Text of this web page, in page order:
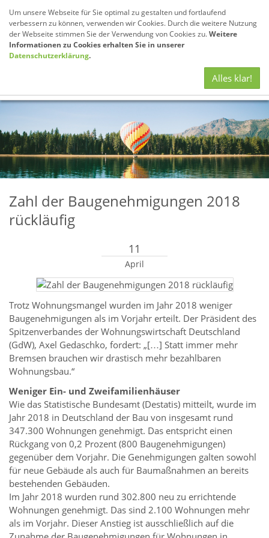
Zahl der Baugenehmigungen 2018
rückläufig
11
April
Trotz Wohnungsmangel wurden im Jahr 2018 weniger
Baugenehmigungen als im Vorjahr erteilt. Der Präsident des
Spitzenverbandes der Wohnungswirtschaft Deutschland
(GdW), Axel Gedaschko, fordert: „[…] Statt immer mehr
Bremsen brauchen wir drastisch mehr bezahlbaren
Wohnungsbau.“
Weniger Ein- und Zweifamilienhäuser
Wie das Statistische Bundesamt (Destatis) mitteilt, wurde im
Jahr 2018 in Deutschland der Bau von insgesamt rund
347.300 Wohnungen genehmigt. Das entspricht einen
Rückgang von 0,2 Prozent (800 Baugenehmigungen)
gegenüber dem Vorjahr. Die Genehmigungen galten sowohl
für neue Gebäude als auch für Baumaßnahmen an bereits
bestehenden Gebäuden.
Im Jahr 2018 wurden rund 302.800 neu zu errichtende
Wohnungen genehmigt. Das sind 2.100 Wohnungen mehr
als im Vorjahr. Dieser Anstieg ist ausschließlich auf die
Um unsere Webseite für Sie optimal zu gestalten und fortlaufend
verbessern zu können, verwenden wir Cookies. Durch die weitere Nutzung
der Webseite stimmen Sie der Verwendung von Cookies zu.Weitere
Informationen zu Cookies erhalten Sie in unserer
Datenschutzerklärung.
Alles klar!